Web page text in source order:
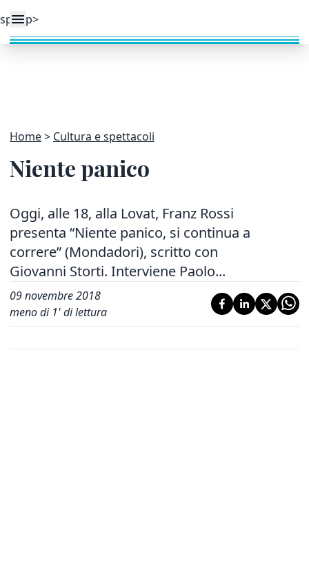
Home Cultura e spettacoli
Niente panico
Oggi, alle 18, alla Lovat, Franz Rossi
presenta “Niente panico, si continua a
correre” (Mondadori), scritto con
Giovanni Storti. Interviene Paolo...
09 novembre 2018
meno di 1' di lettura